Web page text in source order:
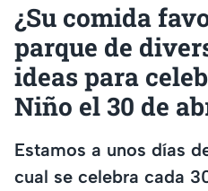
¿Su comida
parque de
ideas para
Niño el 30 de
Estamos a unos días
cual se celebra cada